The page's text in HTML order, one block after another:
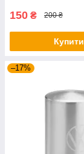
150 ₴ 200 ₴
Купити
–17%